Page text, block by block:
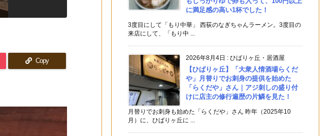
Copy
に満足感の高い1杯でした！
3度目にして「もり中華」 西荻のなぎちゃんラーメン。3度目の
来店にして、「もり中 ...
2026年8月4日 : ひばりヶ丘・居酒屋
【ひばりヶ丘】「大衆人情酒場らくだ
や」月替りでお刺身の提供を始めた
「らくだや」さん｜アジ刺しの盛り付
けに店主の修行遍歴の片鱗を見た！
月替りでお刺身も始めた「らくだや」さん 昨年（2025年10
月）に、ひばりヶ丘に ...